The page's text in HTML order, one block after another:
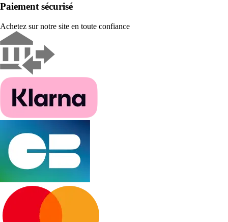
Paiement sécurisé
Achetez sur notre site en toute confiance